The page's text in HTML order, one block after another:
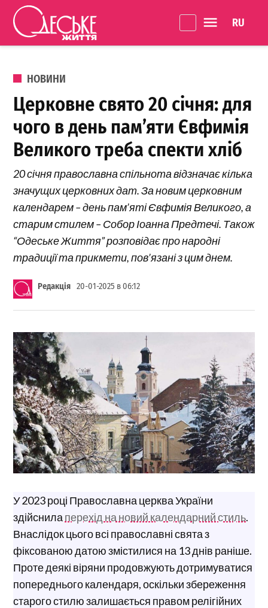
Перейти до вмісту
Життя
ОПУБЛІКОВАНО В
НОВИНИ
Церковне свято 20 січня: для
чого в день пам’яти Євфимія
Великого треба спекти хліб
20 січня православна спільнота відзначає кілька
значущих церковних дат. За новим церковним
календарем – день пам’яті Євфимія Великого, а
старим стилем – Собор Іоанна Предтечі. Також
“Одеське Життя” розповідає про народні
традиції та прикмети, пов’язані з цим днем.
Редакція 20-01-2025 в 06:12
У 2023 році Православна церква України
здійснилаперехід на новий календарний стиль.
Внаслідок цього всі православні свята з
фіксованою датою змістилися на 13 днів раніше.
Проте деякі віряни продовжують дотримуватися
попереднього календаря, оскільки збереження
старого стилю залишається правом релігійних